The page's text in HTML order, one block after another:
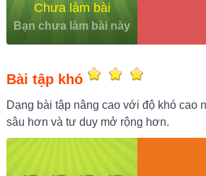
Chưa làm bài
Bạn chưa làm bài này
Bài tập khó
Dạng bài tập nâng cao với độ khó cao
sâu hơn và tư duy mở rộng hơn.